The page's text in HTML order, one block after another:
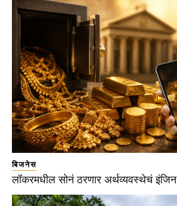
बिजनेस
लॉकरमधील सोनं ठरणार अर्थव्यवस्थेचं इंजिन